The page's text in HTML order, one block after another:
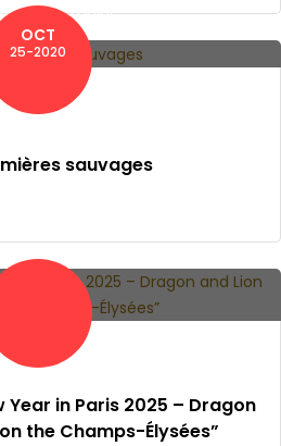
de Thoiry
OCT
25-2020
sauvages
Year in Paris 2025 – Dragon
the Champs-Élysées”